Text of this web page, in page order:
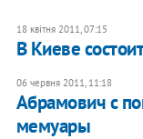
18 квітня 2011, 07:15
В Киеве
06 червня 2011, 11:18
Абрамович с
мемуары